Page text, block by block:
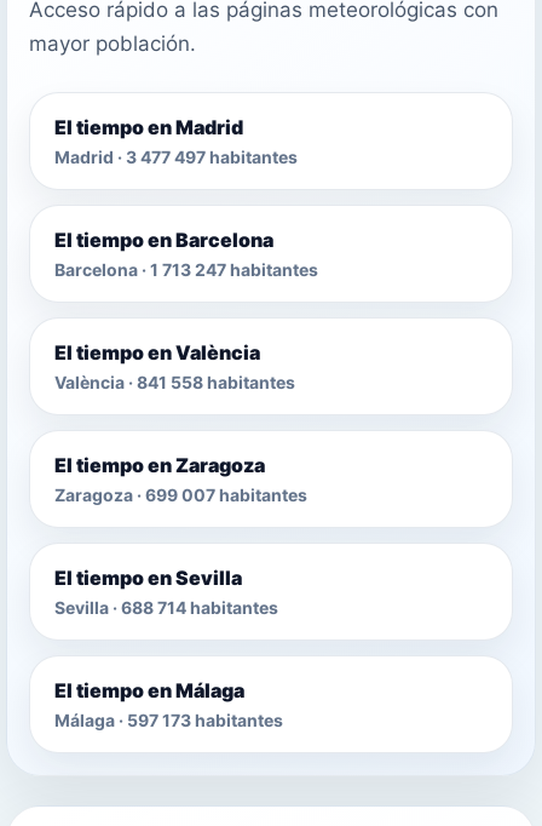
Acceso rápido a las páginas meteorológicas con
mayor población.
El tiempo en Madrid
Madrid · 3 477 497 habitantes
El tiempo en Barcelona
Barcelona · 1 713 247 habitantes
El tiempo en València
València · 841 558 habitantes
El tiempo en Zaragoza
Zaragoza · 699 007 habitantes
El tiempo en Sevilla
Sevilla · 688 714 habitantes
El tiempo en Málaga
Málaga · 597 173 habitantes